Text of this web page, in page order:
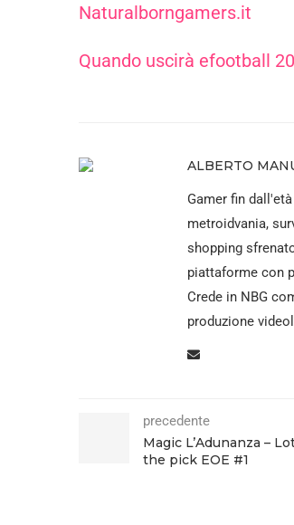
Naturalborngamers.it
Quando uscirà efootball
ALBERTO
Gamer fin
metroidvania,
shopping
piattaforme con
Crede in NBG
produzione
precedente
Magic L’Adunanza –
the pick EOE #1